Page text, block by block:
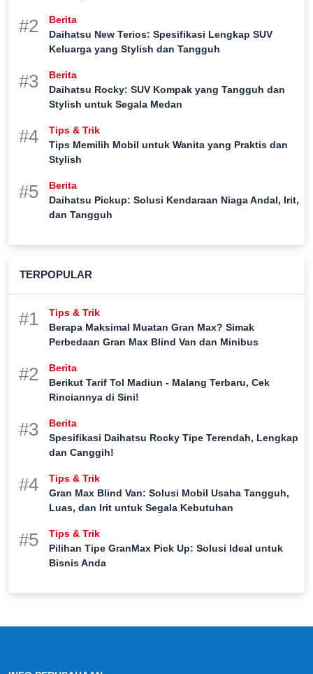
#2
Berita
Daihatsu New Terios: Spesifikasi Lengkap SUV
Keluarga yang Stylish dan Tangguh
#3
Berita
Daihatsu Rocky: SUV Kompak yang Tangguh dan
Stylish untuk Segala Medan
#4
Tips & Trik
Tips Memilih Mobil untuk Wanita yang Praktis dan
Stylish
#5
Berita
Daihatsu Pickup: Solusi Kendaraan Niaga Andal, Irit,
dan Tangguh
TERPOPULAR
#1
Tips & Trik
Berapa Maksimal Muatan Gran Max? Simak
Perbedaan Gran Max Blind Van dan Minibus
#2
Berita
Berikut Tarif Tol Madiun - Malang Terbaru, Cek
Rinciannya di Sini!
#3
Berita
Spesifikasi Daihatsu Rocky Tipe Terendah, Lengkap
dan Canggih!
#4
Tips & Trik
Gran Max Blind Van: Solusi Mobil Usaha Tangguh,
Luas, dan Irit untuk Segala Kebutuhan
#5
Tips & Trik
Pilihan Tipe GranMax Pick Up: Solusi Ideal untuk
Bisnis Anda